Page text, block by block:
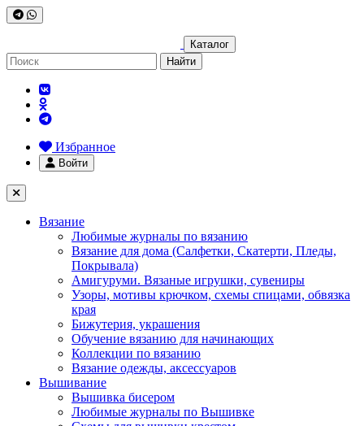
Каталог
Найти
Избранное
Войти
Вязание
Любимые журналы по вязанию
Вязание для дома (Салфетки, Скатерти, Пледы,
Покрывала)
Амигуруми. Вязаные игрушки, сувениры
Узоры, мотивы крючком, схемы спицами, обвязка
края
Бижутерия, украшения
Обучение вязанию для начинающих
Коллекции по вязанию
Вязание одежды, аксессуаров
Вышивание
Вышивка бисером
Любимые журналы по Вышивке